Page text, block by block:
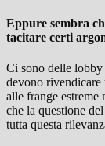
Eppure sembra
tacitare certi
Ci sono delle
devono rivendicare
alle frange estreme
che la questione
tutta questa